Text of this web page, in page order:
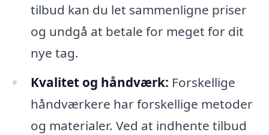
tilbud kan du let sammenligne priser
og undgå at betale for meget for dit
nye tag.
Kvalitet og håndværk: Forskellige
håndværkere har forskellige metoder
og materialer. Ved at indhente tilbud